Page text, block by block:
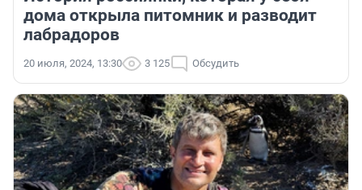
дома открыла питомник и разводит
лабрадоров
20 июля, 2024, 13:30 3 125 Обсудить